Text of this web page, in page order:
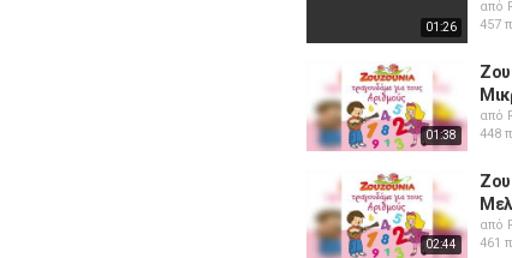
01:26
από
457
01:38
από
448
02:44
από
461